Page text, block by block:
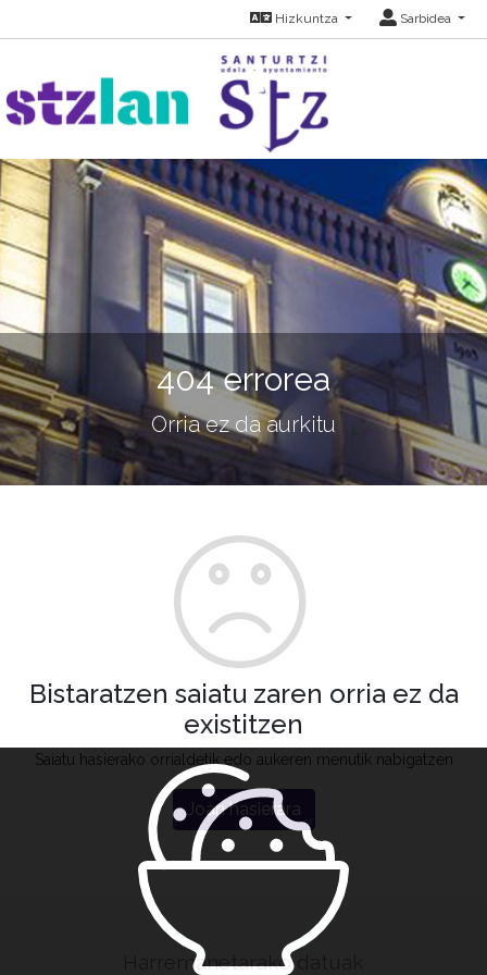
Hizkuntza Sarbidea
404 errorea
Orria ez da aurkitu
Bistaratzen saiatu zaren orria ez da
existitzen
Saiatu hasierako orrialdetik edo aukeren menutik nabigatzen
Joan hasierara
Harremanetarako datuak